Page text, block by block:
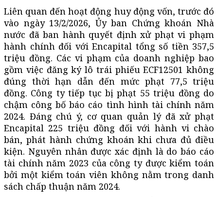
Liên quan đến hoạt động huy động vốn, trước đó
vào ngày 13/2/2026, Ủy ban Chứng khoán Nhà
nước đã ban hành quyết định xử phạt vi phạm
hành chính đối với Encapital tổng số tiền 357,5
triệu đồng. Các vi phạm của doanh nghiệp bao
gồm việc đăng ký lô trái phiếu ECF12501 không
đúng thời hạn dẫn đến mức phạt 77,5 triệu
đồng. Công ty tiếp tục bị phạt 55 triệu đồng do
chậm công bố báo cáo tình hình tài chính năm
2024. Đáng chú ý, cơ quan quản lý đã xử phạt
Encapital 225 triệu đồng đối với hành vi chào
bán, phát hành chứng khoán khi chưa đủ điều
kiện. Nguyên nhân được xác định là do báo cáo
tài chính năm 2023 của công ty được kiểm toán
bởi một kiểm toán viên không nằm trong danh
sách chấp thuận năm 2024.